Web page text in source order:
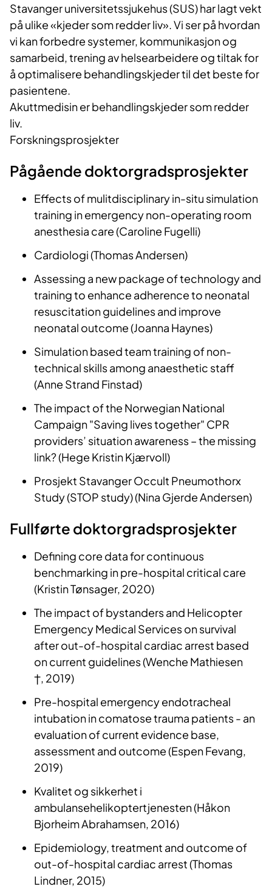
Stavanger universitetssjukehus (SUS) har lagt vekt
på ulike «kjeder som redder liv». Vi ser på hvordan
vi kan forbedre systemer, kommunikasjon og
samarbeid, trening av helsearbeidere og tiltak for
å optimalisere behandlingskjeder til det beste for
pasientene.
Akuttmedisin er behandlingskjeder som redder
liv.
Forskningsprosjekter
Pågående doktorgradsprosjekter
Effects of mulitdisciplinary in-situ simulation
training in emergency non-operating room
anesthesia care (Caroline Fugelli)
Cardiologi (Thomas Andersen)
Assessing a new package of technology and
training to enhance adherence to neonatal
resuscitation guidelines and improve
neonatal outcome (Joanna Haynes)
Simulation based team training of non-
technical skills among anaesthetic staff
(Anne Strand Finstad)
The impact of the Norwegian National
Campaign "Saving lives together" CPR
providers’ situation awareness – the missing
link? (Hege Kristin Kjærvoll)
Prosjekt Stavanger Occult Pneumothorx
Study (STOP study) (Nina Gjerde Andersen)
Fullførte doktorgradsprosjekter
Defining core data for continuous
benchmarking in pre-hospital critical care
(Kristin Tønsager, 2020)
The impact of bystanders and Helicopter
Emergency Medical Services on survival
after out-of-hospital cardiac arrest based
on current guidelines (Wenche Mathiesen
†, 2019)
Pre-hospital emergency endotracheal
intubation in comatose trauma patients - an
evaluation of current evidence base,
assessment and outcome (Espen Fevang,
2019)
Kvalitet og sikkerhet i
ambulansehelikoptertjenesten (Håkon
Bjorheim Abrahamsen, 2016)
Epidemiology, treatment and outcome of
out-of-hospital cardiac arrest (Thomas
Lindner, 2015)